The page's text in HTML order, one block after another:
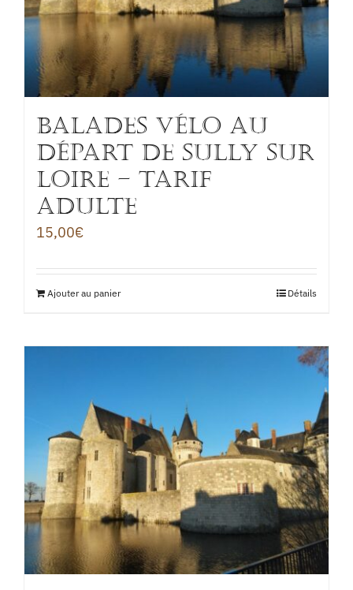
BALADES VÉLO au
départ de Sully sur
Loire – TARIF
ADULTE
15,00€
Ajouter au panier Détails